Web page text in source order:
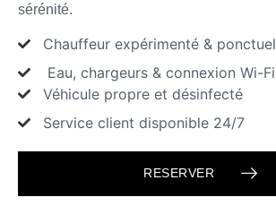
sérénité.
Chauffeur expérimenté & ponctuel
Eau, chargeurs & connexion Wi-Fi
Véhicule propre et désinfecté
Service client disponible 24/7
RESERVER